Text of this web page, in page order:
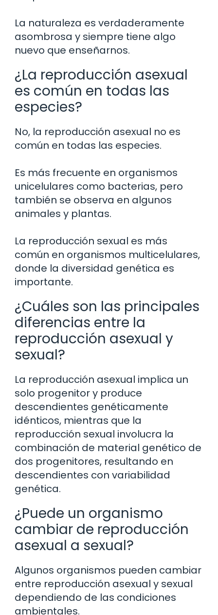
La naturaleza es verdaderamente
asombrosa y siempre tiene algo
nuevo que enseñarnos.
¿La reproducción asexual
es común en todas las
especies?
No, la reproducción asexual no es
común en todas las especies.
Es más frecuente en organismos
unicelulares como bacterias, pero
también se observa en algunos
animales y plantas.
La reproducción sexual es más
común en organismos multicelulares,
donde la diversidad genética es
importante.
¿Cuáles son las principales
diferencias entre la
reproducción asexual y
sexual?
La reproducción asexual implica un
solo progenitor y produce
descendientes genéticamente
idénticos, mientras que la
reproducción sexual involucra la
combinación de material genético de
dos progenitores, resultando en
descendientes con variabilidad
genética.
¿Puede un organismo
cambiar de reproducción
asexual a sexual?
Algunos organismos pueden cambiar
entre reproducción asexual y sexual
dependiendo de las condiciones
ambientales.